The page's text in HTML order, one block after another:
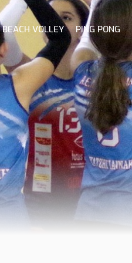
BEACH VOLLEY PING PONG